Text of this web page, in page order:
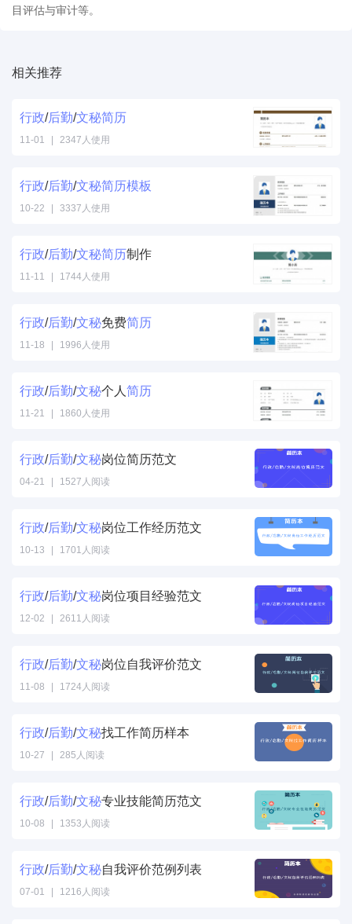
目评估与审计等。
相关推荐
行政/后勤/文秘简历
11-01 2347人使用
行政/后勤/文秘简历模板
10-22 3337人使用
行政/后勤/文秘简历制作
11-11 1744人使用
行政/后勤/文秘免费简历
11-18 1996人使用
行政/后勤/文秘个人 简历
11-21 1860人使用
行政/后勤/文秘岗位简历范文
04-21 1527人阅读
行政/后勤/文秘岗位工作经历范文
10-13 1701人阅读
行政/后勤/文秘岗位项目经验范文
12-02 2611人阅读
行政/后勤/文秘岗位自我评价范文
11-08 1724人阅读
行政/后勤/文秘找工作简历样本
10-27 285人阅读
行政/后勤/文秘专业技能简历范文
10-08 1353人阅读
行政/后勤/文秘自我评价范例列表
07-01 1216人阅读